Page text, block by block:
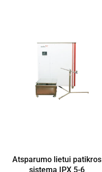
Atsparumo lietui patikros
sistema IPX 5-6